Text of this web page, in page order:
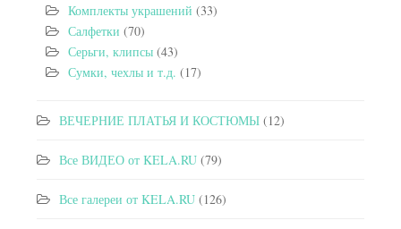
Комплекты украшений (33)
Салфетки (70)
Серьги, клипсы (43)
Сумки, чехлы и т.д. (17)
ВЕЧЕРНИЕ ПЛАТЬЯ И КОСТЮМЫ (12)
Все ВИДЕО от KELA.RU (79)
Все галереи от KELA.RU (126)